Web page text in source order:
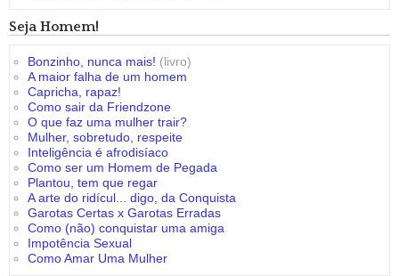
Seja Homem!
Bonzinho, nunca mais! (livro)
A maior falha de um homem
Capricha, rapaz!
Como sair da Friendzone
O que faz uma mulher trair?
Mulher, sobretudo, respeite
Inteligência é afrodisíaco
Como ser um Homem de Pegada
Plantou, tem que regar
A arte do ridícul... digo, da Conquista
Garotas Certas x Garotas Erradas
Como (não) conquistar uma amiga
Impotência Sexual
Como Amar Uma Mulher